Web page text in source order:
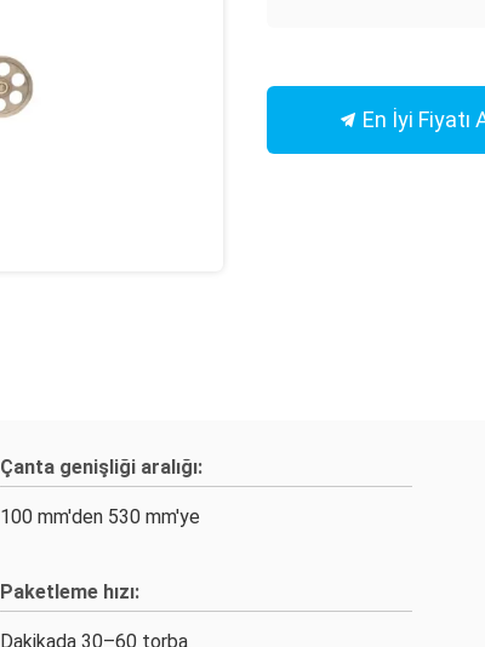
En İyi Fiyatı
Çanta genişliği aralığı:
100 mm'den 530 mm'ye
Paketleme hızı:
Dakikada 30–60 torba